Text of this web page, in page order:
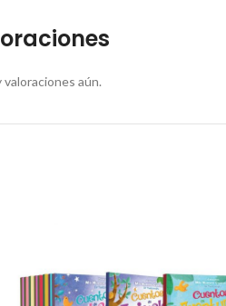
valoraciones aún.